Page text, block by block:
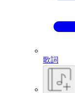
歌詞